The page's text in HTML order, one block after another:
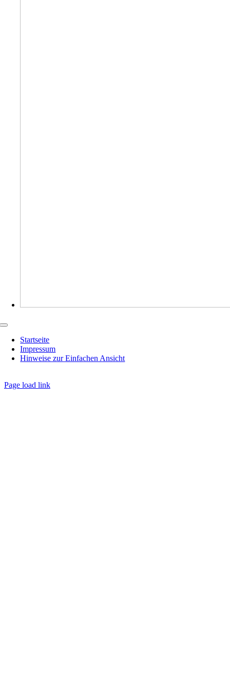
Toggle
NavigationStartseite
Impressum
Hinweise zur Einfachen Ansicht
Page load link